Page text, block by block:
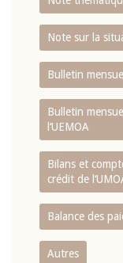
Note sur la
Bulletin
Bulletin
l‘UEMOA
Bilans et
crédit de
Balance des
Autres